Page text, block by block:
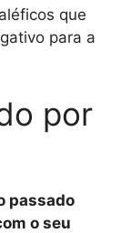
que
para a
por
passado
o seu